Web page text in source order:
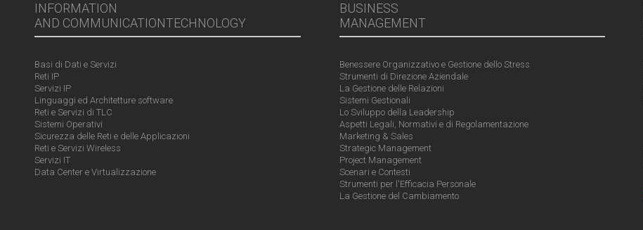
INFORMATION
AND COMMUNICATIONTECHNOLOGY
Basi di Dati e Servizi
Reti IP
Servizi IP
Linguaggi ed Architetture software
Reti e Servizi di TLC
Sistemi Operativi
Sicurezza delle Reti e delle Applicazioni
Reti e Servizi Wireless
Servizi IT
Data Center e Virtualizzazione
BUSINESS
MANAGEMENT
Benessere Organizzativo e Gestione dello Stress
Strumenti di Direzione Aziendale
La Gestione delle Relazioni
Sistemi Gestionali
Lo Sviluppo della Leadership
Aspetti Legali, Normativi e di Regolamentazione
Marketing & Sales
Strategic Management
Project Management
Scenari e Contesti
Strumenti per l'Efficacia Personale
La Gestione del Cambiamento